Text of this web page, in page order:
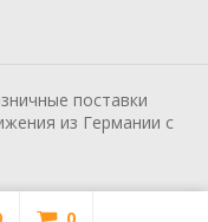
поставки
из Германии с